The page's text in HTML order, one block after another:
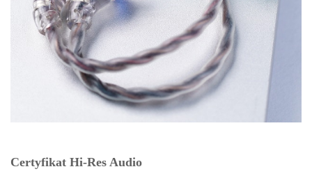
Certyfikat Hi-Res Audio